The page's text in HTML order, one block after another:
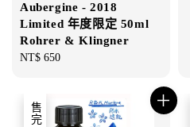
Aubergine - 2018
Limited 年度限定 50ml
Rohrer & Klingner
Regular
NT$ 650
售完